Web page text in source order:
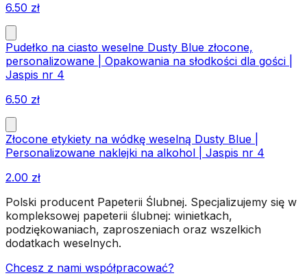
6.50 zł
Pudełko na ciasto weselne Dusty Blue złocone,
personalizowane | Opakowania na słodkości dla gości |
Jaspis nr 4
6.50 zł
Złocone etykiety na wódkę weselną Dusty Blue |
Personalizowane naklejki na alkohol | Jaspis nr 4
2.00 zł
Polski producent Papeterii Ślubnej. Specjalizujemy się w
kompleksowej papeterii ślubnej: winietkach,
podziękowaniach, zaproszeniach oraz wszelkich
dodatkach weselnych.
Chcesz z nami współpracować?